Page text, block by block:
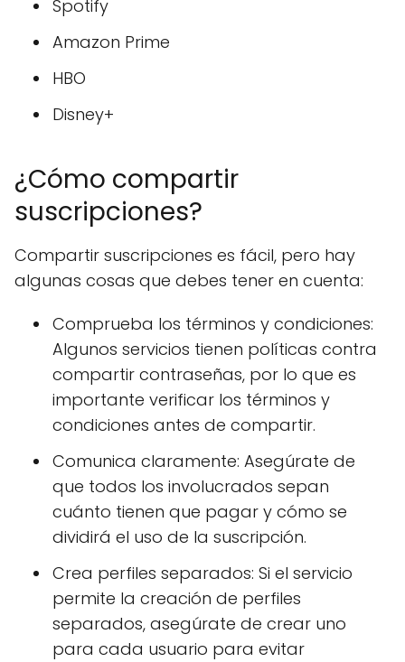
Spotify
Amazon Prime
HBO
Disney+
¿Cómo compartir
suscripciones?
Compartir suscripciones es fácil, pero hay
algunas cosas que debes tener en cuenta:
Comprueba los términos y condiciones:
Algunos servicios tienen políticas contra
compartir contraseñas, por lo que es
importante verificar los términos y
condiciones antes de compartir.
Comunica claramente: Asegúrate de
que todos los involucrados sepan
cuánto tienen que pagar y cómo se
dividirá el uso de la suscripción.
Crea perfiles separados: Si el servicio
permite la creación de perfiles
separados, asegúrate de crear uno
para cada usuario para evitar